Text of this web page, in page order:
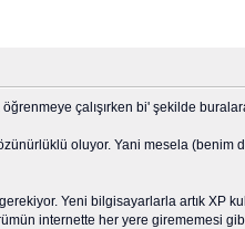
çalışırken bi' şekilde
oluyor. Yani mesela (benim
Yeni bilgisayarlarla artık XP
internette her yere girememesi